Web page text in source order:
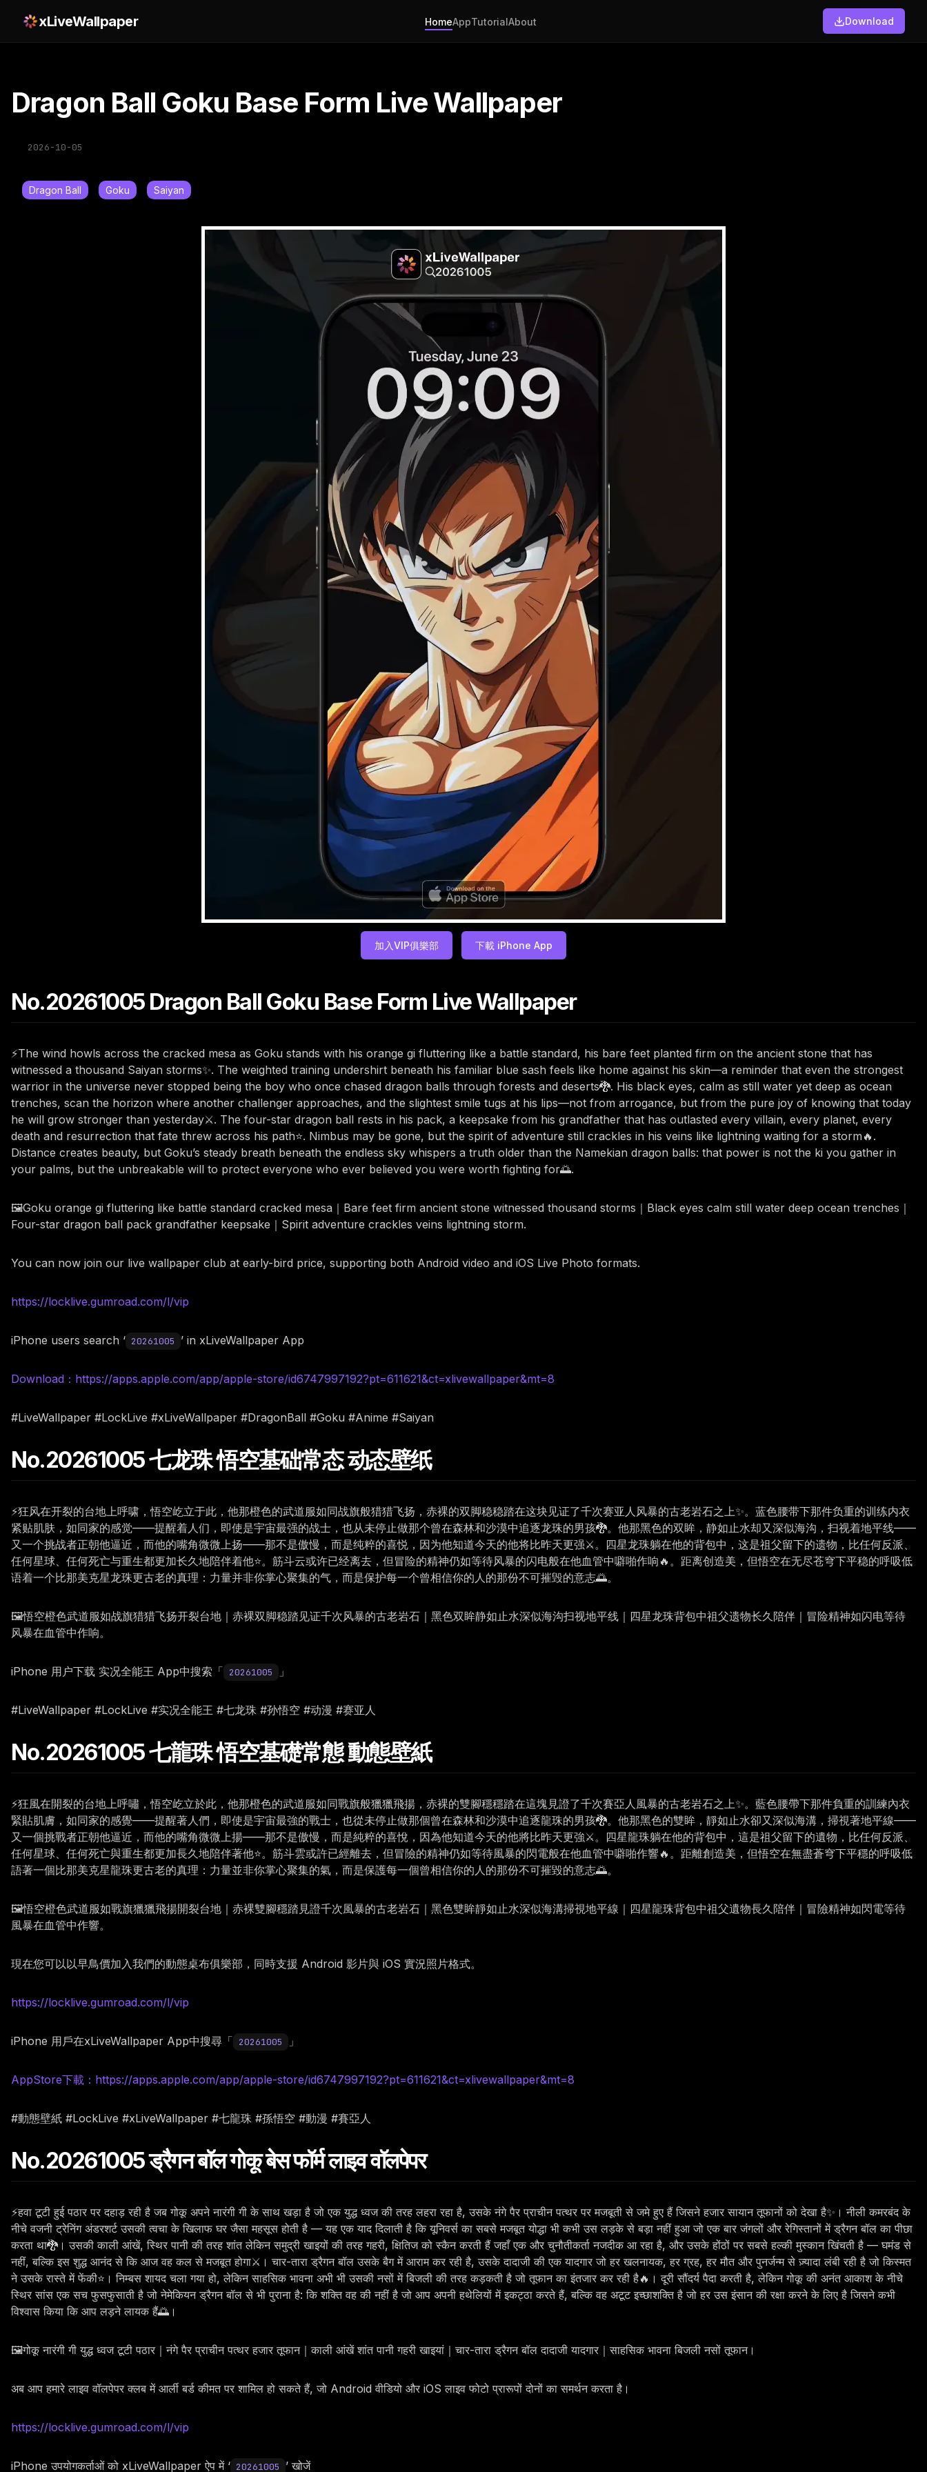
xLiveWallpaper HomeAppTutorialAbout Download
Dragon Ball Goku Base Form Live Wallpaper
2026-10-05
Dragon Ball Goku Saiyan
加入VIP俱樂部 下載 iPhone App
No.20261005 Dragon Ball Goku Base Form Live Wallpaper
⚡The wind howls across the cracked mesa as Goku stands with his orange gi fluttering like a battle standard, his bare feet planted firm on the ancient stone that has
witnessed a thousand Saiyan storms✨. The weighted training undershirt beneath his familiar blue sash feels like home against his skin—a reminder that even the strongest
warrior in the universe never stopped being the boy who once chased dragon balls through forests and deserts🐉. His black eyes, calm as still water yet deep as ocean
trenches, scan the horizon where another challenger approaches, and the slightest smile tugs at his lips—not from arrogance, but from the pure joy of knowing that today
he will grow stronger than yesterday⚔️. The four-star dragon ball rests in his pack, a keepsake from his grandfather that has outlasted every villain, every planet, every
death and resurrection that fate threw across his path⭐. Nimbus may be gone, but the spirit of adventure still crackles in his veins like lightning waiting for a storm🔥.
Distance creates beauty, but Goku’s steady breath beneath the endless sky whispers a truth older than the Namekian dragon balls: that power is not the ki you gather in
your palms, but the unbreakable will to protect everyone who ever believed you were worth fighting for🌅.
🖼️Goku orange gi fluttering like battle standard cracked mesa｜Bare feet firm ancient stone witnessed thousand storms｜Black eyes calm still water deep ocean trenches｜
Four-star dragon ball pack grandfather keepsake｜Spirit adventure crackles veins lightning storm.
You can now join our live wallpaper club at early-bird price, supporting both Android video and iOS Live Photo formats.
https://locklive.gumroad.com/l/vip
iPhone users search ‘ 20261005 ’ in xLiveWallpaper App
Download：https://apps.apple.com/app/apple-store/id6747997192?pt=611621&ct=xlivewallpaper&mt=8
#LiveWallpaper #LockLive #xLiveWallpaper #DragonBall #Goku #Anime #Saiyan
No.20261005 七龙珠 悟空基础常态 动态壁纸
⚡狂风在开裂的台地上呼啸，悟空屹立于此，他那橙色的武道服如同战旗般猎猎飞扬，赤裸的双脚稳稳踏在这块见证了千次赛亚人风暴的古老岩石之上✨。蓝色腰带下那件负重的训练内衣
紧贴肌肤，如同家的感觉——提醒着人们，即使是宇宙最强的战士，也从未停止做那个曾在森林和沙漠中追逐龙珠的男孩🐉。他那黑色的双眸，静如止水却又深似海沟，扫视着地平线——
又一个挑战者正朝他逼近，而他的嘴角微微上扬——那不是傲慢，而是纯粹的喜悦，因为他知道今天的他将比昨天更强⚔️。四星龙珠躺在他的背包中，这是祖父留下的遗物，比任何反派、
任何星球、任何死亡与重生都更加长久地陪伴着他⭐。筋斗云或许已经离去，但冒险的精神仍如等待风暴的闪电般在他血管中噼啪作响🔥。距离创造美，但悟空在无尽苍穹下平稳的呼吸低
语着一个比那美克星龙珠更古老的真理：力量并非你掌心聚集的气，而是保护每一个曾相信你的人的那份不可摧毁的意志🌅。
🖼️悟空橙色武道服如战旗猎猎飞扬开裂台地｜赤裸双脚稳踏见证千次风暴的古老岩石｜黑色双眸静如止水深似海沟扫视地平线｜四星龙珠背包中祖父遗物长久陪伴｜冒险精神如闪电等待
风暴在血管中作响。
iPhone 用户下载 实况全能王 App中搜索「 20261005 」
#LiveWallpaper #LockLive #实况全能王 #七龙珠 #孙悟空 #动漫 #赛亚人
No.20261005 七龍珠 悟空基礎常態 動態壁紙
⚡狂風在開裂的台地上呼嘯，悟空屹立於此，他那橙色的武道服如同戰旗般獵獵飛揚，赤裸的雙腳穩穩踏在這塊見證了千次賽亞人風暴的古老岩石之上✨。藍色腰帶下那件負重的訓練內衣
緊貼肌膚，如同家的感覺——提醒著人們，即使是宇宙最強的戰士，也從未停止做那個曾在森林和沙漠中追逐龍珠的男孩🐉。他那黑色的雙眸，靜如止水卻又深似海溝，掃視著地平線——
又一個挑戰者正朝他逼近，而他的嘴角微微上揚——那不是傲慢，而是純粹的喜悅，因為他知道今天的他將比昨天更強⚔️。四星龍珠躺在他的背包中，這是祖父留下的遺物，比任何反派、
任何星球、任何死亡與重生都更加長久地陪伴著他⭐。筋斗雲或許已經離去，但冒險的精神仍如等待風暴的閃電般在他血管中噼啪作響🔥。距離創造美，但悟空在無盡蒼穹下平穩的呼吸低
語著一個比那美克星龍珠更古老的真理：力量並非你掌心聚集的氣，而是保護每一個曾相信你的人的那份不可摧毀的意志🌅。
🖼️悟空橙色武道服如戰旗獵獵飛揚開裂台地｜赤裸雙腳穩踏見證千次風暴的古老岩石｜黑色雙眸靜如止水深似海溝掃視地平線｜四星龍珠背包中祖父遺物長久陪伴｜冒險精神如閃電等待
風暴在血管中作響。
現在您可以以早鳥價加入我們的動態桌布俱樂部，同時支援 Android 影片與 iOS 實況照片格式。
https://locklive.gumroad.com/l/vip
iPhone 用戶在xLiveWallpaper App中搜尋「 20261005 」
AppStore下載：https://apps.apple.com/app/apple-store/id6747997192?pt=611621&ct=xlivewallpaper&mt=8
#動態壁紙 #LockLive #xLiveWallpaper #七龍珠 #孫悟空 #動漫 #賽亞人
No.20261005 ड्रैगन बॉल गोकू बेस फॉर्म लाइव वॉलपेपर
⚡हवा टूटी हुई पठार पर दहाड़ रही है जब गोकू अपने नारंगी गी के साथ खड़ा है जो एक युद्ध ध्वज की तरह लहरा रहा है, उसके नंगे पैर प्राचीन पत्थर पर मजबूती से जमे हुए हैं जिसने हजार सायान तूफानों को देखा है✨। नीली कमरबंद के
नीचे वजनी ट्रेनिंग अंडरशर्ट उसकी त्वचा के खिलाफ घर जैसा महसूस होती है — यह एक याद दिलाती है कि यूनिवर्स का सबसे मजबूत योद्धा भी कभी उस लड़के से बड़ा नहीं हुआ जो एक बार जंगलों और रेगिस्तानों में ड्रैगन बॉल का पीछा
करता था🐉। उसकी काली आंखें, स्थिर पानी की तरह शांत लेकिन समुद्री खाइयों की तरह गहरी, क्षितिज को स्कैन करती हैं जहाँ एक और चुनौतीकर्ता नजदीक आ रहा है, और उसके होंठों पर सबसे हल्की मुस्कान खिंचती है — घमंड से
नहीं, बल्कि इस शुद्ध आनंद से कि आज वह कल से मजबूत होगा⚔️। चार-तारा ड्रैगन बॉल उसके बैग में आराम कर रही है, उसके दादाजी की एक यादगार जो हर खलनायक, हर ग्रह, हर मौत और पुनर्जन्म से ज़्यादा लंबी रही है जो किस्मत
ने उसके रास्ते में फेंकी⭐। निम्बस शायद चला गया हो, लेकिन साहसिक भावना अभी भी उसकी नसों में बिजली की तरह कड़कती है जो तूफान का इंतजार कर रही है🔥। दूरी सौंदर्य पैदा करती है, लेकिन गोकू की अनंत आकाश के नीचे
स्थिर सांस एक सच फुसफुसाती है जो नेमेकियन ड्रैगन बॉल से भी पुराना है: कि शक्ति वह की नहीं है जो आप अपनी हथेलियों में इकट्ठा करते हैं, बल्कि वह अटूट इच्छाशक्ति है जो हर उस इंसान की रक्षा करने के लिए है जिसने कभी
विश्वास किया कि आप लड़ने लायक हैं🌅।
🖼️गोकू नारंगी गी युद्ध ध्वज टूटी पठार｜नंगे पैर प्राचीन पत्थर हजार तूफान｜काली आंखें शांत पानी गहरी खाइयां｜चार-तारा ड्रैगन बॉल दादाजी यादगार｜साहसिक भावना बिजली नसों तूफान।
अब आप हमारे लाइव वॉलपेपर क्लब में आर्ली बर्ड कीमत पर शामिल हो सकते हैं, जो Android वीडियो और iOS लाइव फोटो प्रारूपों दोनों का समर्थन करता है।
https://locklive.gumroad.com/l/vip
iPhone उपयोगकर्ताओं को xLiveWallpaper ऐप में ‘ 20261005 ’ खोजें